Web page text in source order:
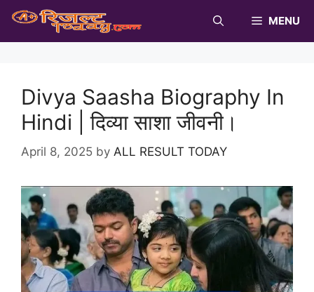
Skip
content
MENU
Divya Saasha Biography In
Hindi | दिव्या साशा जीवनी।
April 8, 2025 by ALL RESULT TODAY